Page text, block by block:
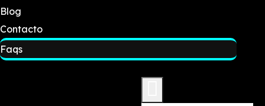
Blog
Contacto
Faqs